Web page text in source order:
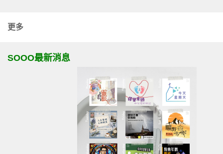
更多
SOOO最新消息